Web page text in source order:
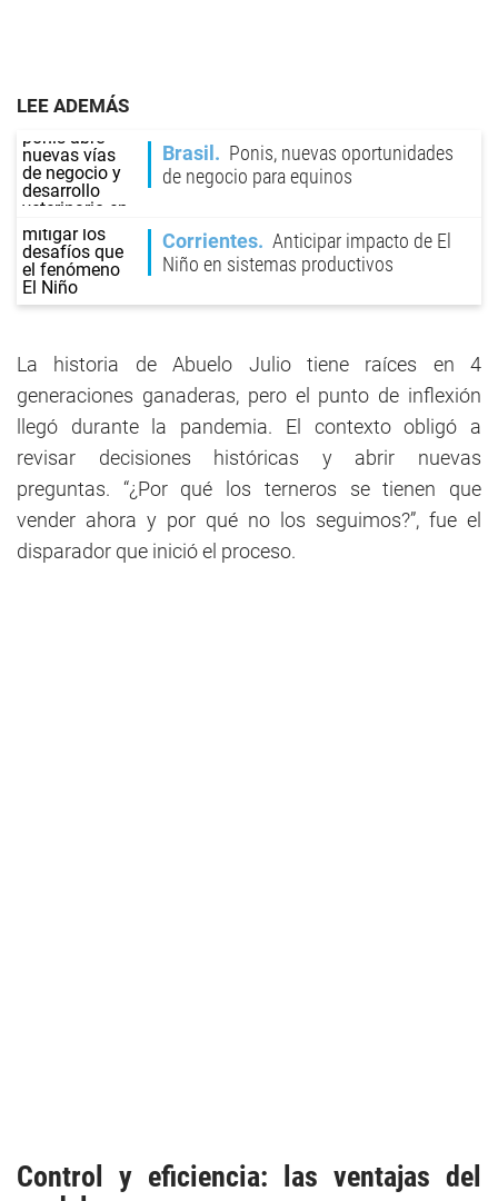
LEE ADEMÁS
Brasil
Ponis, nuevas oportunidades
de negocio para equinos
Corrientes
Anticipar impacto de El
Niño en sistemas productivos
La historia de Abuelo Julio tiene raíces en 4
generaciones ganaderas, pero el punto de inflexión
llegó durante la pandemia. El contexto obligó a
revisar decisiones históricas y abrir nuevas
preguntas. “¿Por qué los terneros se tienen que
vender ahora y por qué no los seguimos?”, fue el
disparador que inició el proceso.
Control y eficiencia: las ventajas del